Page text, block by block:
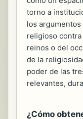
torno a
los
religioso
reinos o del
de la
poder de las
relevantes,
¿Cómo